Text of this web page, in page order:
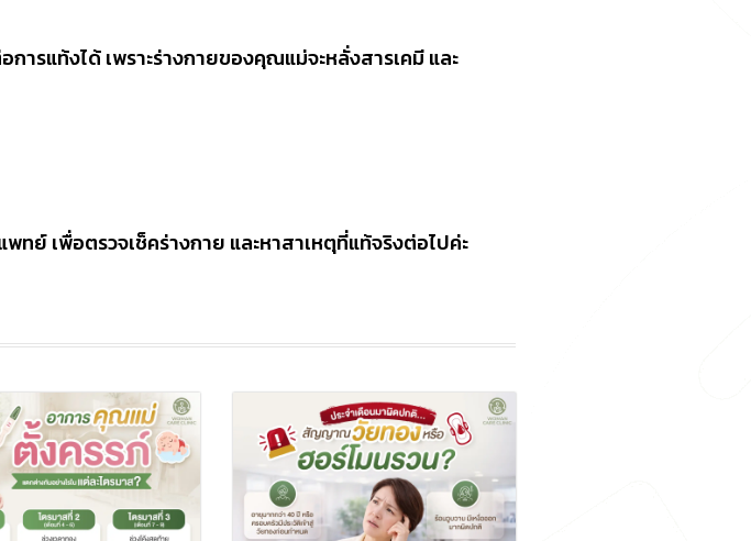
ารแท้งได้ เพราะร่างกายของคุณแม่จะหลั่งสารเคมี และ
พทย์ เพื่อตรวจเช็คร่างกาย และหาสาเหตุที่แท้จริงต่อไปค่ะ